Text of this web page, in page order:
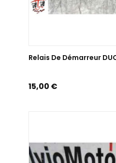
Relais De Démarreur
Prix
15,00 €